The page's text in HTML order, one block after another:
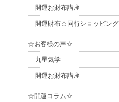
開運お財布講座
開運財布☆同行ショッピング
☆お客様の声☆
九星気学
開運お財布講座
☆開運コラム☆